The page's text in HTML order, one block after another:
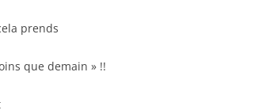
prends
que demain » !!